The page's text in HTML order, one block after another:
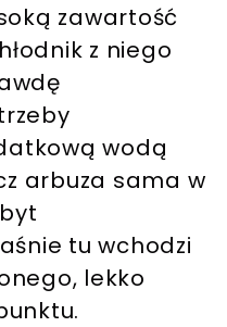
zawartość
z niego
wodą
arbuza sama w
tu wchodzi
lekko